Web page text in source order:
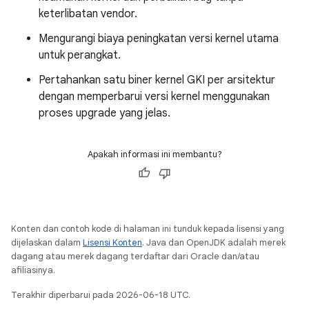
keterlibatan vendor.
Mengurangi biaya peningkatan versi kernel utama
untuk perangkat.
Pertahankan satu biner kernel GKI per arsitektur
dengan memperbarui versi kernel menggunakan
proses upgrade yang jelas.
Apakah informasi ini membantu?
Konten dan contoh kode di halaman ini tunduk kepada lisensi yang
dijelaskan dalam Lisensi Konten. Java dan OpenJDK adalah merek
dagang atau merek dagang terdaftar dari Oracle dan/atau
afiliasinya.
Terakhir diperbarui pada 2026-06-18 UTC.